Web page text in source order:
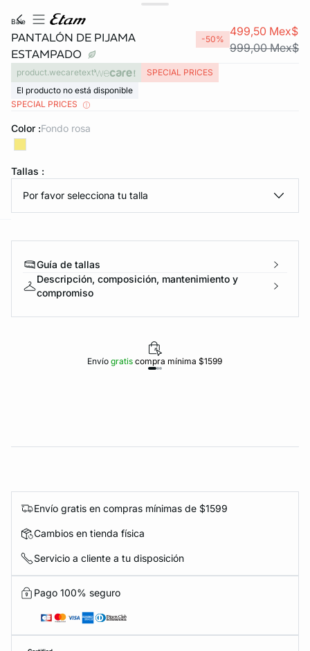
DE PANTIES
baie
PANTALÓN DE PIJAMA
ESTAMPADO
-50%
499,50 Mex$
999,00 Mex$
product.wecaretext
SPECIAL PRICES
El producto no está disponible
SPECIAL PRICES
Color : fondo rosa
Tallas :
Por favor selecciona tu talla
Guía de tallas
Descripción, composición, mantenimiento y
compromiso
Envíogratiscompra mínima $1599
Envío gratis en compras mínimas de $1599
Cambios en tienda física
Servicio a cliente a tu disposición
Pago 100% seguro